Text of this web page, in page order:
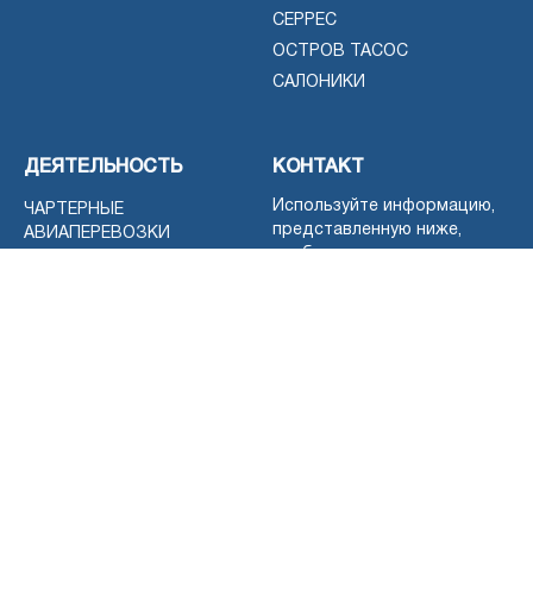
СЕРРЕС
ОСТРОВ ТАСОС
САЛОНИКИ
ДЕЯТЕЛЬНОСТЬ
ЧАРТЕРНЫЕ
АВИАПЕРЕВОЗКИ
КОНТАКТ
Используйте информацию,
представленную ниже,